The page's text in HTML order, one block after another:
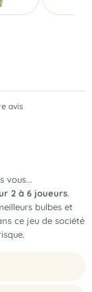
avis
vous...
2 à 6 joueurs.
bulbes et
ce jeu de société